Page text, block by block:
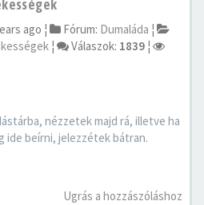
ago ¦ Fórum: Dumaláda ¦
¦ Válaszok: 1839 ¦
nézzetek majd rá, illetve ha
ide beírni, jelezzétek bátran.
Ugrás a hozzászóláshoz